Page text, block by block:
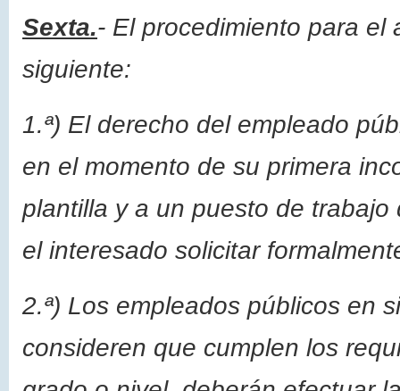
Sexta.- El procedimiento para el
siguiente:
1.ª) El derecho del empleado
en el momento de su primera
plantilla y a un puesto de
el interesado solicitar
2.ª) Los empleados públicos en
consideren que cumplen los